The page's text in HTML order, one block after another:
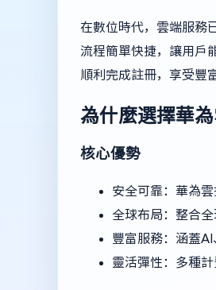
在數位時代，雲端服務
流程簡單快捷，讓用戶
順利完成註冊，享受豐
為什麼選擇華為
核心優勢
安全可靠：華為
全球布局：整合
豐富服務：涵蓋
靈活彈性：多種